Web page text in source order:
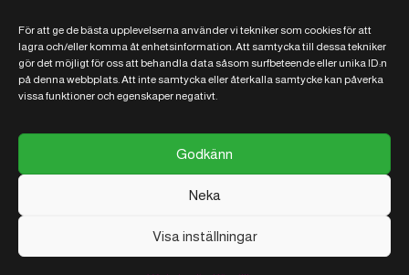
För att ge de bästa upplevelserna använder vi tekniker som cookies för att
lagra och/eller komma åt enhetsinformation. Att samtycka till dessa tekniker
gör det möjligt för oss att behandla data såsom surfbeteende eller unika ID:n
på denna webbplats. Att inte samtycka eller återkalla samtycke kan påverka
vissa funktioner och egenskaper negativt.
Godkänn
Neka
Visa inställningar
Vanliga frågor - FAQ
Kontakt
Köpvillkor
Vi sparar på kakor
© 2026 RJ Närproducerat
Utvecklad
av